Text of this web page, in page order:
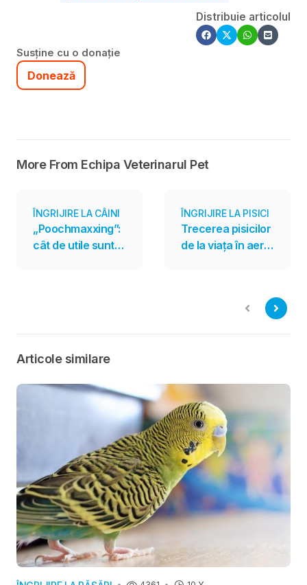
Distribuie articolul
Susține cu o donație
Donează
More From Echipa Veterinarul Pet
ÎNGRIJIRE LA CÂINI
„Poochmaxxing”:
cât de utile sunt
ÎNGRIJIRE LA PISICI
Trecerea pisicilor
de la viața în aer
așteaptă mulți
Articole similare